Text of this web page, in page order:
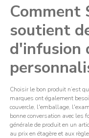
Comment
soutient
d'infusion
Choisir le bon produit n’est
marques ont également
couvercle, l'emballage,
bonne conversation avec les
générale de produit en un
au prix en étagère et aux